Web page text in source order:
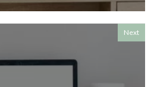
Next